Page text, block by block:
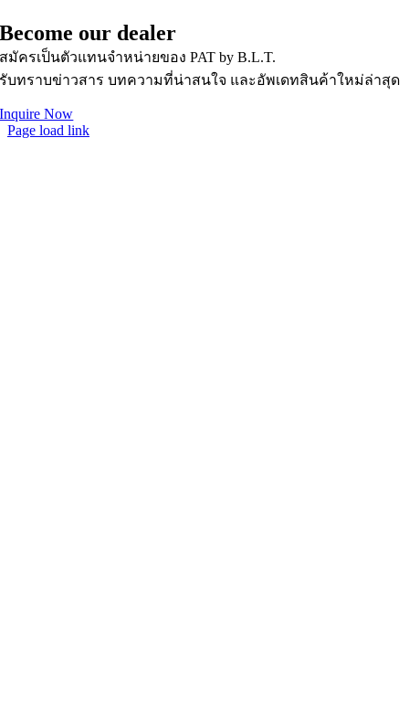
Become our dealer
สมัครเป็นตัวแทนจำหน่ายของ PAT by B.L.T.
รับทราบข่าวสาร บทความที่น่าสนใจ และอัพเดทสินค้าใหม่ล่าสุด
Inquire Now
Page load link